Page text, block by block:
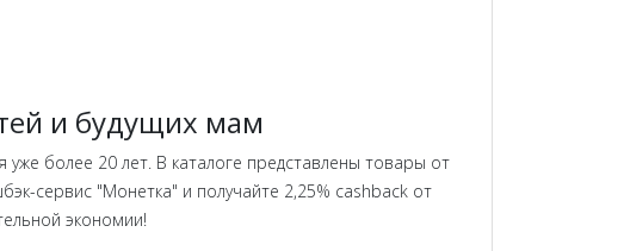
и будущих мам
более 20 лет. В каталоге представлены товары от
сервис "Монетка" и получайте 2,25% cashback от
экономии!